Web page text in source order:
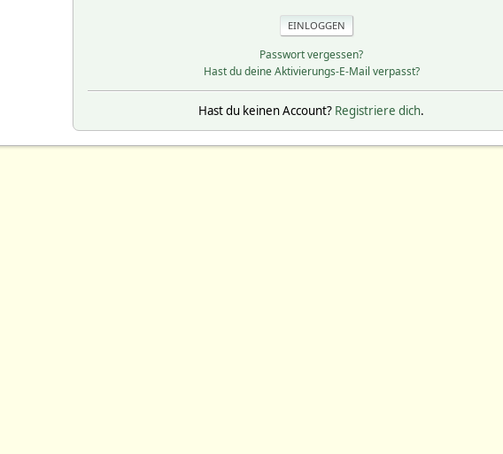
Passwort vergessen?
Hast du deine Aktivierungs-E-Mail verpasst?
Hast du keinen Account? Registriere dich.